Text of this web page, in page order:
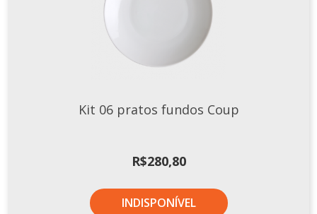
Kit 06 pratos fundos Coup
R$280,80
INDISPONÍVEL